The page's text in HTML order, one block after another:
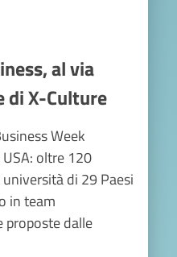
al via
di X-Culture
Week
oltre 120
di 29 Paesi
in team
dalle